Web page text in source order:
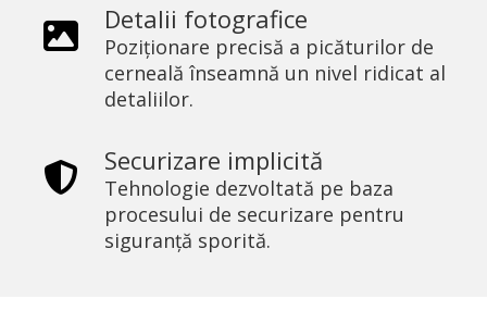
Detalii fotografice
Poziționare precisă a picăturilor de
cerneală înseamnă un nivel ridicat al
detaliilor.
Securizare implicită
Tehnologie dezvoltată pe baza
procesului de securizare pentru
siguranță sporită.